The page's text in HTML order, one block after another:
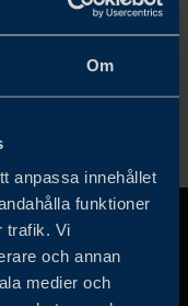
Om
anpassa innehållet
funktioner
trafik. Vi
och annan
medier och